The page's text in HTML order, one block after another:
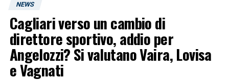
NEWS
Cagliari verso un cambio di
direttore sportivo, addio per
Angelozzi? Si valutano Vaira, Lovisa
e Vagnati